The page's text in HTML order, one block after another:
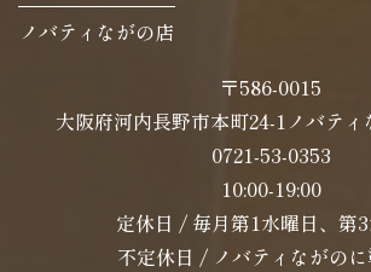
ノバティながの店
〒586-0015
大阪府河内長野市本町24-1ノバテ
0721-53-0353
10:00-19:00
定休日 / 毎月第1水曜日、第
不定休日 / ノバティながのに